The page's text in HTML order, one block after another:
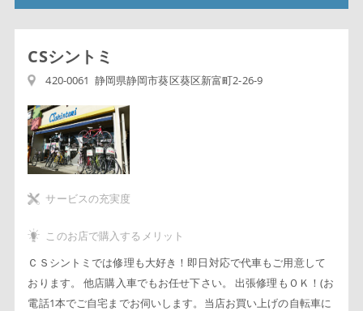
CSシントミ
420-0061 静岡県静岡市葵区葵区新富町2-26-9
サービスの充実度
このお店で購入するメリット
ＣＳシントミでは修理も大好き！即日対応で代車もご用意して
おります。 他店購入車でもお任せ下さい。 出張修理もＯＫ！(お
電話1本でご自宅までお伺いします。当店お買い上げの自転車に